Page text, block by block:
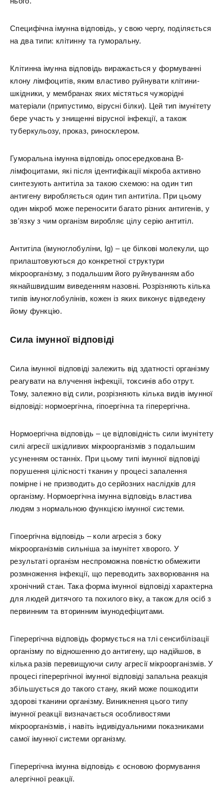
Специфічна імунна відповідь, у свою чергу, поділяється
на два типи: клітинну та гуморальну.
Клітинна імунна відповідь виражається у формуванні
клону лімфоцитів, яким властиво руйнувати клітини-
шкідники, у мембранах яких містяться чужорідні
матеріали (припустимо, вірусні білки). Цей тип імунітету
бере участь у знищенні вірусної інфекції, а також
туберкульозу, проказ, риносклером.
Гуморальна імунна відповідь опосередкована В-
лімфоцитами, які після ідентифікації мікроба активно
синтезують антитіла за такою схемою: на один тип
антигену виробляється один тип антитіла. При цьому
один мікроб може переносити багато різних антигенів, у
зв'язку з чим організм виробляє цілу серію антитіл.
Антитіла (імуноглобуліни, Ig) – це білкові молекули, що
прилаштовуються до конкретної структури
мікроорганізму, з подальшим його руйнуванням або
якнайшвидшим виведенням назовні. Розрізняють кілька
типів імуноглобулінів, кожен із яких виконує відведену
йому функцію.
Сила імунної відповіді
Сила імунної відповіді залежить від здатності організму
реагувати на влучення інфекції, токсинів або отрут.
Тому, залежно від сили, розрізняють кілька видів імунної
відповіді: нормоергічна, гіпоергічна та гіперергічна.
Нормоергічна відповідь – це відповідність сили імунітету
силі агресії шкідливих мікроорганізмів з подальшим
усуненням останніх. При цьому типі імунної відповіді
порушення цілісності тканин у процесі запалення
помірне і не призводить до серйозних наслідків для
організму. Нормоергічна імунна відповідь властива
людям з нормальною функцією імунної системи.
Гіпоергічна відповідь – коли агресія з боку
мікроорганізмів сильніша за імунітет хворого. У
результаті організм неспроможна повністю обмежити
розмноження інфекції, що переводить захворювання на
хронічний стан. Така форма імунної відповіді характерна
для людей дитячого та похилого віку, а також для осіб з
первинним та вторинним імунодефіцитами.
Гіперергічна відповідь формується на тлі сенсибілізації
організму по відношенню до антигену, що надійшов, в
кілька разів перевищуючи силу агресії мікроорганізмів. У
процесі гіперергічної імунної відповіді запальна реакція
збільшується до такого стану, який може пошкодити
здорові тканини організму. Виникнення цього типу
імунної реакції визначається особливостями
мікроорганізмів, і навіть індивідуальними показниками
самої імунної системи організму.
Гіперергічна імунна відповідь є основою формування
алергічної реакції.